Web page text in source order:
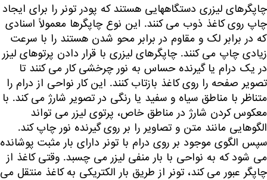
چاپگرهای لیزری دستگاههایی هستند که پودر تونر را برای ایجاد
چاپ روی کاغذ ذوب می کنند. این نوع چاپگرها معمولاً اسنادی
که در برابر لک و مقاوم در برابر محو شدن هستند را با سرعت
زیادی چاپ می کنند. چاپگرهای لیزری با قرار دادن پرتوهای لیزر
در یک درام یا گیرنده حساس به نور چرخشی کار می کنند تا
تصویر صفحه را روی کاغذ بازتاب کنند. این کار نواحی از درام را
متناظر با مناطق سیاه و سفید یا رنگی در تصویر شارژ می کند. با
معکوس کردن شارژ در مناطق خاص، پرتوی لیزر می تواند
الگوهایی مانند متن و تصاویر را بر روی گیرنده نور چاپ کند.
سپس الگوی موجود بر روی درام با تونر دارای بار مثبت پوشانده
می شود که به نواحی با بار منفی لیزر می چسبد. وقتی کاغذ از
چاپگر عبور می کند، تونر از طریق بار الکتریکی به کاغذ منتقل می